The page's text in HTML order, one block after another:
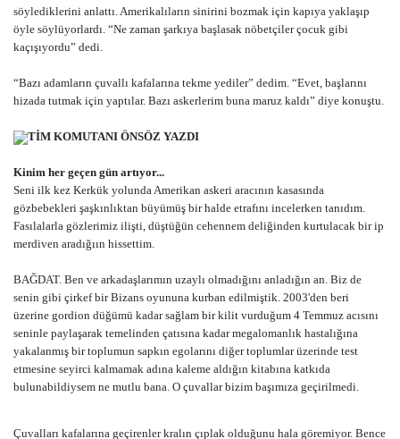
söylediklerini anlattı. Amerikalıların sinirini bozmak için kapıya yaklaşıp
öyle söylüyorlardı. “Ne zaman şarkıya başlasak nöbetçiler çocuk gibi
kaçışıyordu” dedi.
“Bazı adamların çuvallı kafalarına tekme yediler” dedim. “Evet, başlarını
hizada tutmak için yaptılar. Bazı askerlerim buna maruz kaldı” diye konuştu.
TİM KOMUTANI ÖNSÖZ YAZDI
Kinim her geçen gün artıyor...
Seni ilk kez Kerkük yolunda Amerikan askeri aracının kasasında
gözbebekleri şaşkınlıktan büyümüş bir halde etrafını incelerken tanıdım.
Fasılalarla gözlerimiz ilişti, düştüğün cehennem deliğinden kurtulacak bir ip
merdiven aradığıın hissettim.
BAĞDAT. Ben ve arkadaşlarımın uzaylı olmadığını anladığın an. Biz de
senin gibi çirkef bir Bizans oyununa kurban edilmiştik. 2003'den beri
üzerine gordion düğümü kadar sağlam bir kilit vurduğum 4 Temmuz acısını
seninle paylaşarak temelinden çatısına kadar megalomanlık hastalığına
yakalanmış bir toplumun sapkın egolarını diğer toplumlar üzerinde test
etmesine seyirci kalmamak adına kaleme aldığın kitabına katkıda
bulunabildiysem ne mutlu bana. O çuvallar bizim başımıza geçirilmedi.
Çuvalları kafalarına geçirenler kralın çıplak olduğunu hala göremiyor. Bence